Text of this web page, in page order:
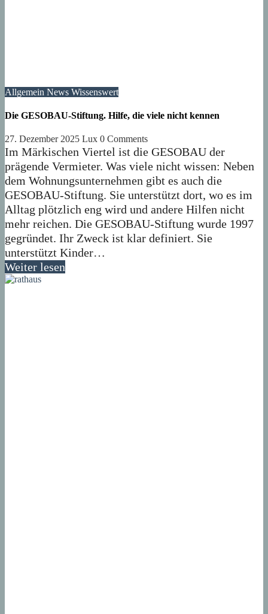
Allgemein News Wissenswert
Die GESOBAU-Stiftung. Hilfe, die viele nicht kennen
27. Dezember 2025 Lux 0 Comments
Im Märkischen Viertel ist die GESOBAU der
prägende Vermieter. Was viele nicht wissen: Neben
dem Wohnungsunternehmen gibt es auch die
GESOBAU-Stiftung. Sie unterstützt dort, wo es im
Alltag plötzlich eng wird und andere Hilfen nicht
mehr reichen. Die GESOBAU-Stiftung wurde 1997
gegründet. Ihr Zweck ist klar definiert. Sie
unterstützt Kinder…
Weiter lesen